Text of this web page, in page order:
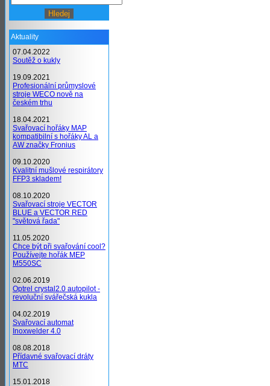
Aktuality
07.04.2022
Soutěž o kukly
19.09.2021
Profesionální průmyslové
stroje WECO nově na
českém trhu
18.04.2021
Svařovací hořáky MAP
kompatibilní s hořáky AL a
AW značky Fronius
09.10.2020
Kvalitní mušlové respirátory
FFP3 skladem!
08.10.2020
Svařovací stroje VECTOR
BLUE a VECTOR RED
"světová řada"
11.05.2020
Chce být při svařování cool?
Používejte hořák MEP
M550SC
02.06.2019
Optrel crystal2.0 autopilot -
revoluční svářečská kukla
04.02.2019
Svařovací automat
Inoxwelder 4.0
08.08.2018
Přídavné svařovací dráty
MTC
15.01.2018